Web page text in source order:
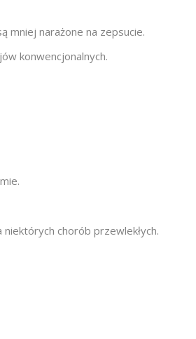
mniej narażone na zepsucie.
konwencjonalnych.
chorób przewlekłych.